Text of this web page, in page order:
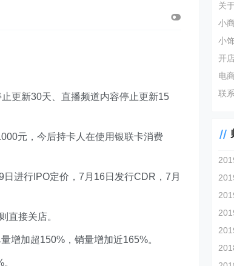
更新30天、直播频道内容停止更新15
元，今后持卡人在使用银联卡消费
进行IPO定价，7月16日发行CDR，7月
直接关店。
增加超150%，销量增加近165%。
关
小
小
开
电
联